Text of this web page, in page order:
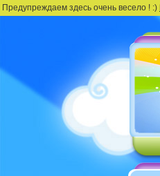
Предупреждаем здесь очень весело ! :)